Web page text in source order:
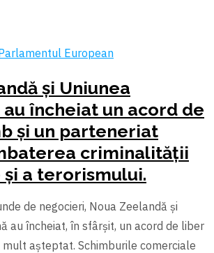
European
şi Uniunea
au încheiat un acord de
şi un parteneriat
criminalității
a terorismului.
de negocieri, Noua Zeelandă şi
au încheiat, în sfârşit, un acord de liber
aşteptat. Schimburile comerciale